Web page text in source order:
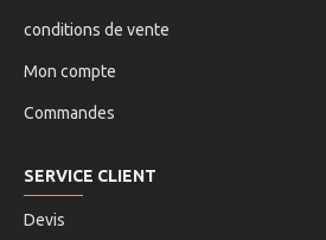
conditions de vente
Mon compte
Commandes
SERVICE CLIENT
Devis